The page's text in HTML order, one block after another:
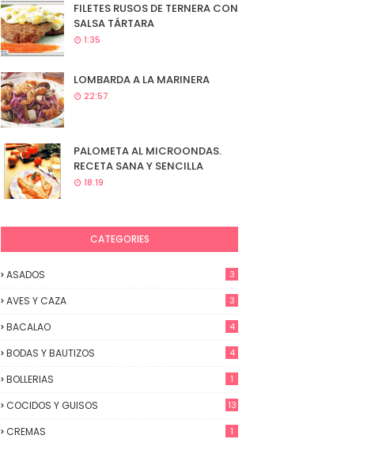
FILETES RUSOS DE TERNERA CON
SALSA TÁRTARA
1:35
LOMBARDA A LA MARINERA
22:57
PALOMETA AL MICROONDAS.
RECETA SANA Y SENCILLA
18:19
CATEGORIES
ASADOS 3
AVES Y CAZA 3
BACALAO 4
BODAS Y BAUTIZOS 4
BOLLERIAS 1
COCIDOS Y GUISOS 13
CREMAS 1